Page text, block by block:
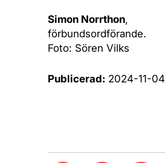
Simon Norrthon,
förbundsordförande.
Foto: Sören Vilks
Publicerad: 2024-11-04